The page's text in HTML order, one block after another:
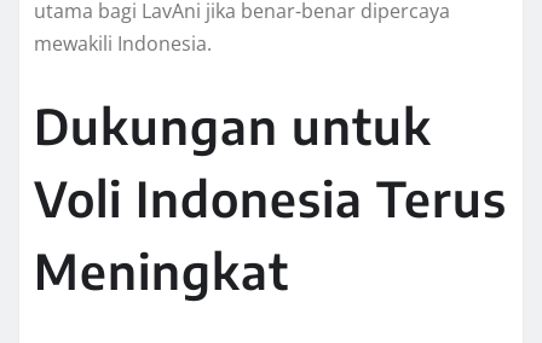
utama bagi LavAni jika benar-benar dipercaya
mewakili Indonesia.
Dukungan untuk
Voli Indonesia Terus
Meningkat